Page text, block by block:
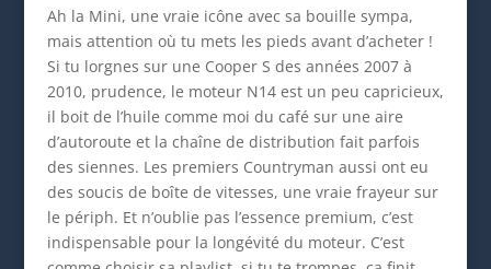
Ah la Mini, une vraie icône avec sa bouille sympa,
mais attention où tu mets les pieds avant d’acheter !
Si tu lorgnes sur une Cooper S des années 2007 à
2010, prudence, le moteur N14 est un peu capricieux,
il boit de l’huile comme moi du café sur une aire
d’autoroute et la chaîne de distribution fait parfois
des siennes. Les premiers Countryman aussi ont eu
des soucis de boîte de vitesses, une vraie frayeur sur
le périph. Et n’oublie pas l’essence premium, c’est
indispensable pour la longévité du moteur. C’est